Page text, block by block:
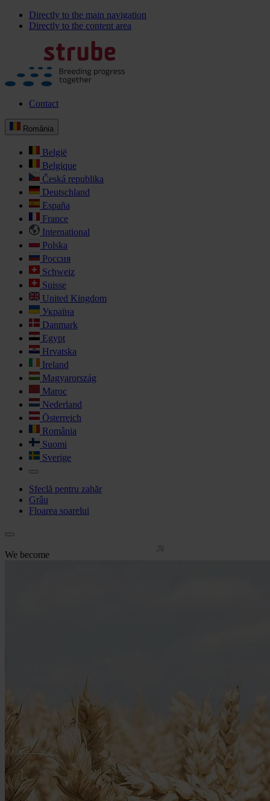
Directly to the main navigation
Directly to the content area
Contact
România
België
Belgique
Česká republika
Deutschland
España
France
International
Polska
Россия
Schweiz
Suisse
United Kingdom
Україна
Danmark
Egypt
Hrvatska
Ireland
Magyarország
Maroc
Nederland
Österreich
România
Suomi
Sverige
Sfeclă pentru zahăr
Grâu
Floarea soarelui
We become